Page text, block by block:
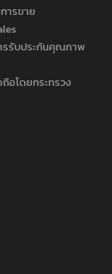
ารขาย
รรับประกันคุณภาพ
อโดยกระทรวง